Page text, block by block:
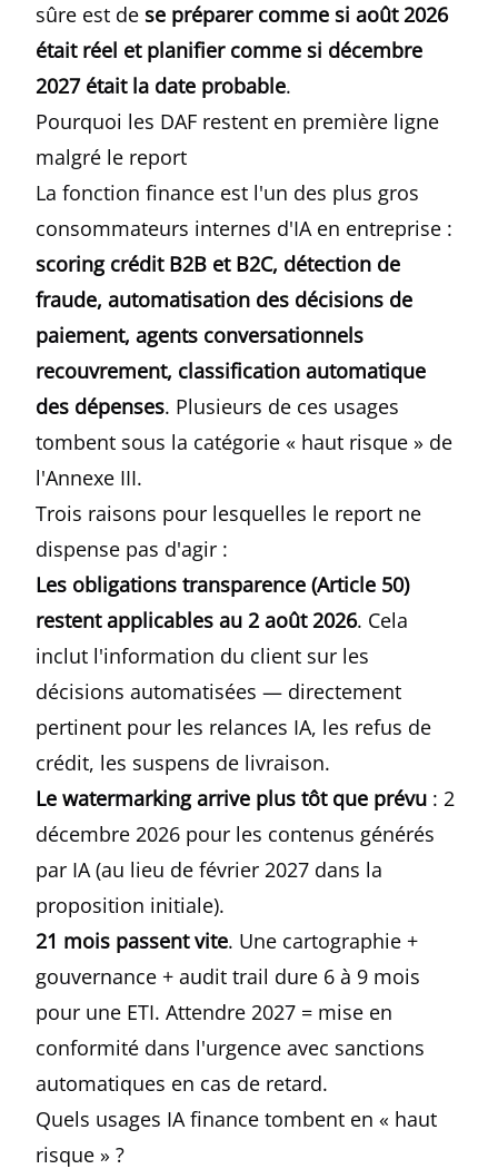
sûre est de se préparer comme si août 2026
était réel et planifier comme si décembre
2027 était la date probable.
Pourquoi les DAF restent en première ligne
malgré le report
La fonction finance est l'un des plus gros
consommateurs internes d'IA en entreprise :
scoring crédit B2B et B2C, détection de
fraude, automatisation des décisions de
paiement, agents conversationnels
recouvrement, classification automatique
des dépenses. Plusieurs de ces usages
tombent sous la catégorie « haut risque » de
l'Annexe III.
Trois raisons pour lesquelles le report ne
dispense pas d'agir :
Les obligations transparence (Article 50)
restent applicables au 2 août 2026. Cela
inclut l'information du client sur les
décisions automatisées — directement
pertinent pour les relances IA, les refus de
crédit, les suspens de livraison.
Le watermarking arrive plus tôt que prévu : 2
décembre 2026 pour les contenus générés
par IA (au lieu de février 2027 dans la
proposition initiale).
21 mois passent vite. Une cartographie +
gouvernance + audit trail dure 6 à 9 mois
pour une ETI. Attendre 2027 = mise en
conformité dans l'urgence avec sanctions
automatiques en cas de retard.
Quels usages IA finance tombent en « haut
risque » ?